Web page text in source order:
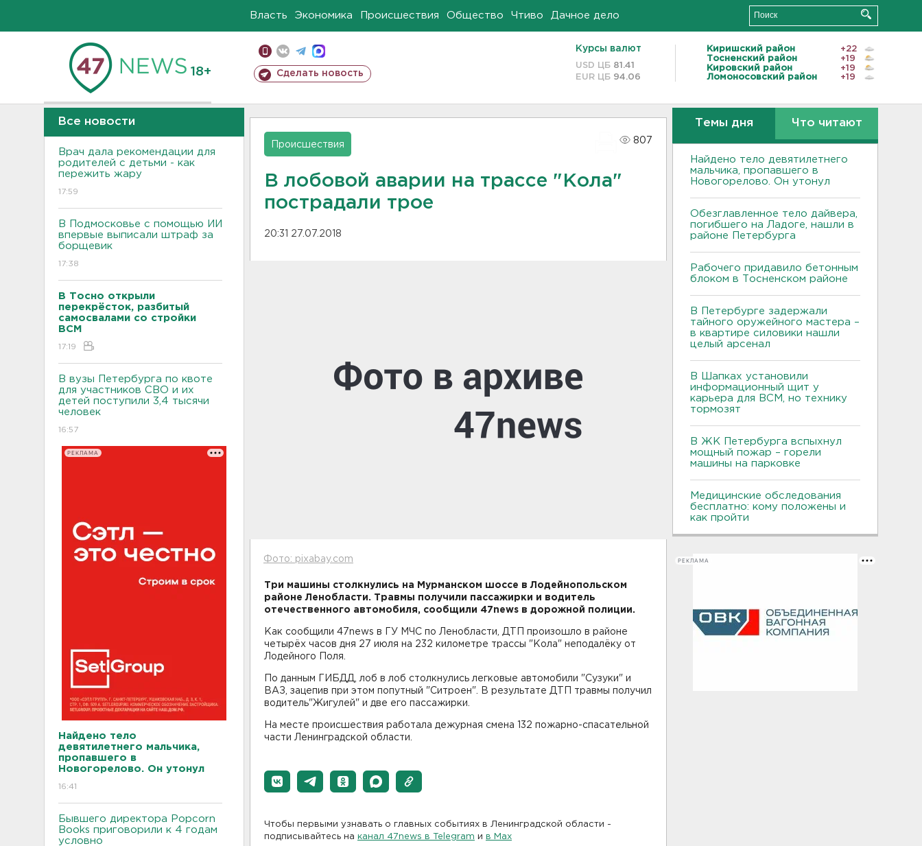
Власть Экономика Происшествия Общество Чтиво Дачное дело
18+ Сделать новость
Курсы валют
USD ЦБ 81.41
EUR ЦБ 94.06
Киришский район
+22
Тосненский район
+19
Кировский район
+19
Ломоносовский район
+19
Все новости
Врач дала рекомендации для
родителей с детьми - как
пережить жару
17:59
В Подмосковье с помощью ИИ
впервые выписали штраф за
борщевик
17:38
В Тосно открыли
перекрёсток, разбитый
самосвалами со стройки
ВСМ
17:19
В вузы Петербурга по квоте
для участников СВО и их
детей поступили 3,4 тысячи
человек
16:57
РЕКЛАМА
Найдено тело
девятилетнего мальчика,
пропавшего в
Новогорелово. Он утонул
16:41
Бывшего директора Popcorn
Books приговорили к 4 годам
условно
Происшествия
807
В лобовой аварии на трассе "Кола"
пострадали трое
20:31 27.07.2018
Фото: pixabay.com
Три машины столкнулись на Мурманском шоссе в Лодейнопольском
районе Ленобласти. Травмы получили пассажирки и водитель
отечественного автомобиля, сообщили 47news в дорожной полиции.
Как сообщили 47news в ГУ МЧС по Ленобласти, ДТП произошло в районе
четырёх часов дня 27 июля на 232 километре трассы "Кола" неподалёку от
Лодейного Поля.
По данным ГИБДД, лоб в лоб столкнулись легковые автомобили "Сузуки" и
ВАЗ, зацепив при этом попутный "Ситроен". В результате ДТП травмы получил
водитель"Жигулей" и две его пассажирки.
На месте происшествия работала дежурная смена 132 пожарно-спасательной
части Ленинградской области.
Чтобы первыми узнавать о главных событиях в Ленинградской области -
подписывайтесь на канал 47news в Telegram и в Maх
Темы дня Что читают
Найдено тело девятилетнего
мальчика, пропавшего в
Новогорелово. Он утонул
Обезглавленное тело дайвера,
погибшего на Ладоге, нашли в
районе Петербурга
Рабочего придавило бетонным
блоком в Тосненском районе
В Петербурге задержали
тайного оружейного мастера –
в квартире силовики нашли
целый арсенал
В Шапках установили
информационный щит у
карьера для ВСМ, но технику
тормозят
В ЖК Петербурга вспыхнул
мощный пожар – горели
машины на парковке
Медицинские обследования
бесплатно: кому положены и
как пройти
РЕКЛАМА